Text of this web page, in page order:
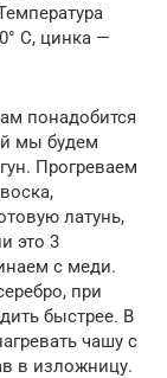
С, цинка —
понадобится
мы будем
Прогреваем
латунь,
это 3
с меди.
при
быстрее. В
чашу с
в изложницу.